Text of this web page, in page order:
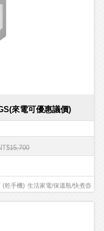
來電可優惠議價)
15,700
生活家電/保溫瓶/快煮壺
(乾手機)